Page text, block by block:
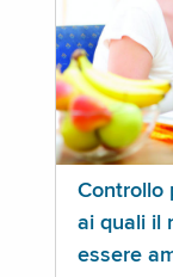
Controllo
ai quali il
essere